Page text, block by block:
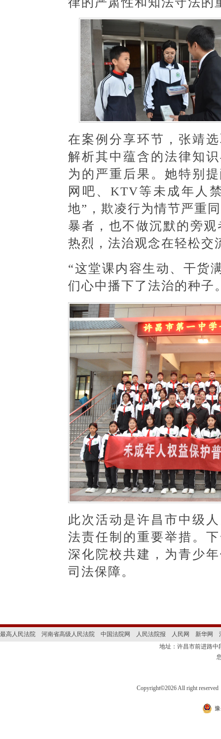
在案例分享环节，张靖
解析其中蕴含的法律知
为的严重后果。她特别
网吧、 KTV等未成年人
地”，欺凌行为情节严重
暴者，也不做沉默的旁
热烈，法治观念在轻松交
“这堂课内容生动、干货
们心中播下了法治的种子
此次活动是许昌市中级
法责任制的重要举措。下
深化院校共建，为青少
司法保障。
最高人民法院 河南省高级人民法院 中国法院网 人民法院报 人民网 新华网
地址：许昌市前进路
Copyright©2026 All right